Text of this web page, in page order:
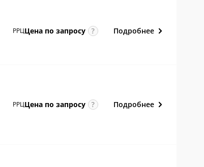
РРЦЦена позапросу Подробнее
РРЦЦена позапросу Подробнее